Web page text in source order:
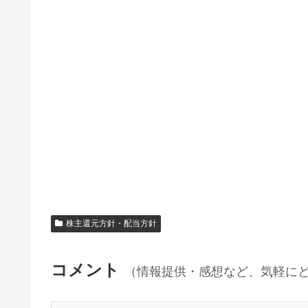
株主還元方針・配当方針
コメント （情報提供・感想など、気軽に